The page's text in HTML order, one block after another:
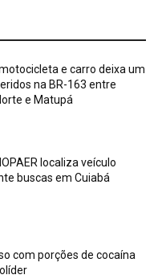
e carro deixa um
na BR-163 entre
e Matupá
localiza veículo
buscas em Cuiabá
com porções de cocaína